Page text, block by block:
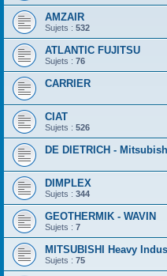
AMZAIR
Sujets : 532
ATLANTIC FUJITSU
Sujets : 76
CARRIER
CIAT
Sujets : 526
DE DIETRICH -
DIMPLEX
Sujets : 344
GEOTHERMIK - WAVIN
Sujets : 7
MITSUBISHI Heavy
Sujets : 75